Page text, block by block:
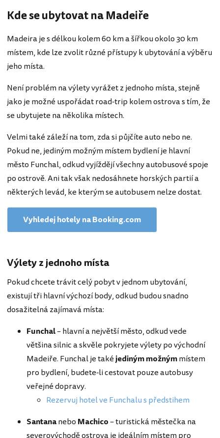
Kde se ubytovat na Madeiře
Madeira je s délkou kolem 60 km a šířkou okolo 30 km
místem, kde lze zvolit různé přístupy k ubytování a výběru
jeho místa.
Není problém na výlety vyrážet z jednoho místa, stejně
jako je možné uspořádat road-trip kolem ostrova s tím, že
se ubytujete na několika místech.
Velmi také záleží na tom, zda si půjčíte auto nebo ne.
Pokud ne, jediným možným místem bydlení je hlavní
město Funchal, odkud vyjíždějí všechny autobusové spoje
po ostrově. Ani tak však nedosáhnete horských partií a
některých levád, ke kterým se autobusem nelze dostat.
Vyhledej hotely na Booking.com
Výlety z jednoho místa
Pokud chcete trávit celý pobyt v jednom ubytování,
existují tři hlavní výchozí body, odkud budou snadno
dosažitelná zajímavá místa:
Funchal– hlavní a největší město, odkud vede
většina silnic a skvěle pokryjete výlety po východní
Madeiře. Funchal je takéjediným možnýmmístem
pro bydlení, budete-li cestovat pouze autobusy
veřejné dopravy.
Rezervuj hotel ve Funchalu s předstihem
Santananebo Machico– turistická městečka na